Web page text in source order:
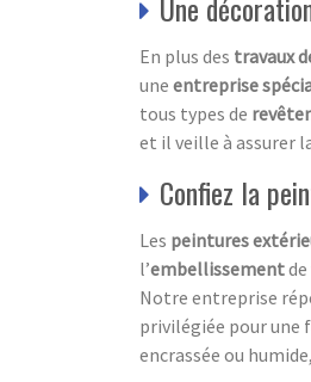
Une
En plus des travaux
une entreprise
tous types de
et il veille à assurer
Confiez la
Les peintures
l’embellissement
Notre entreprise
privilégiée pour une
encrassée ou